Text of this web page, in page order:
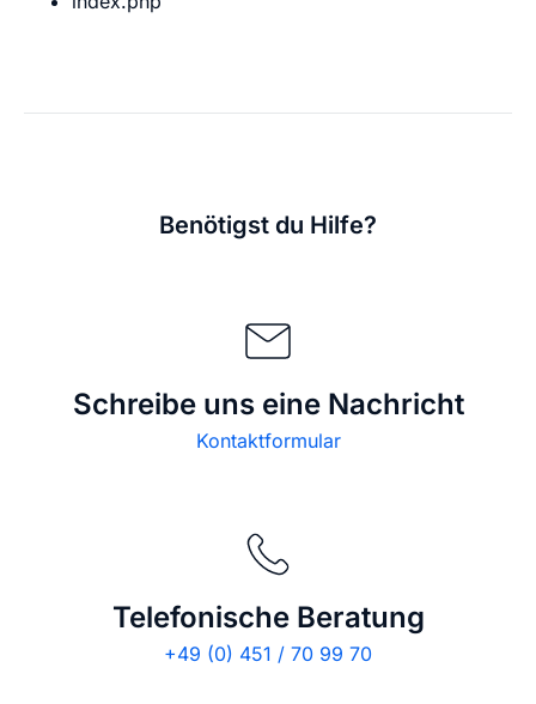
Benötigst du Hilfe?
Schreibe uns eine Nachricht
Kontaktformular
Telefonische Beratung
+49 (0) 451 / 70 99 70